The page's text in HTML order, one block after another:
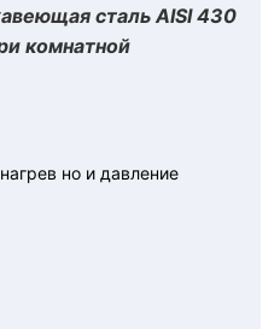
сталь AISI 430
комнатной
но и давление